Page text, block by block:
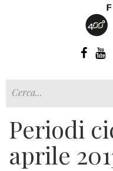
Periodi
aprile